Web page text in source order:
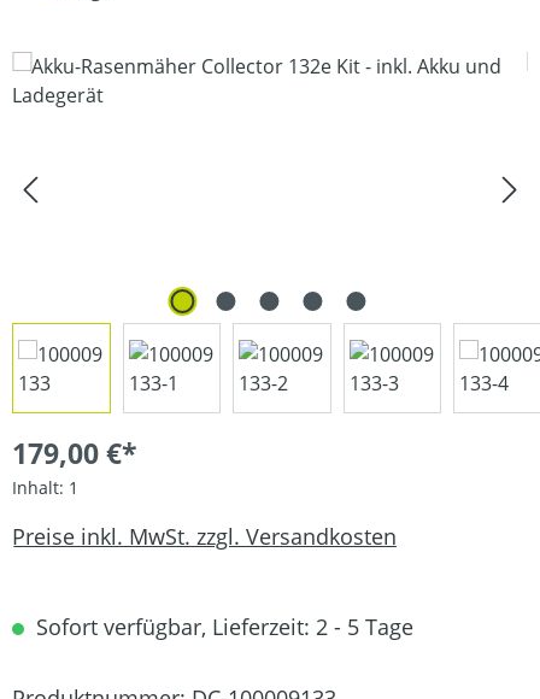
Bildergalerie überspringen
179,00 €*
Inhalt: 1
Preise inkl. MwSt. zzgl. Versandkosten
Sofort verfügbar, Lieferzeit: 2 - 5 Tage